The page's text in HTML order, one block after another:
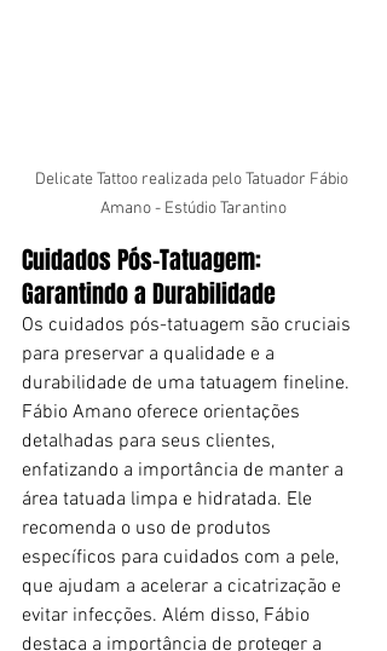
Delicate Tattoo realizada pelo Tatuador Fábio
Amano - Estúdio Tarantino
Cuidados Pós-Tatuagem:
Garantindo a Durabilidade
Os cuidados pós-tatuagem são cruciais
para preservar a qualidade e a
durabilidade de uma tatuagem fineline.
Fábio Amano oferece orientações
detalhadas para seus clientes,
enfatizando a importância de manter a
área tatuada limpa e hidratada. Ele
recomenda o uso de produtos
específicos para cuidados com a pele,
que ajudam a acelerar a cicatrização e
evitar infecções. Além disso, Fábio
destaca a importância de proteger a